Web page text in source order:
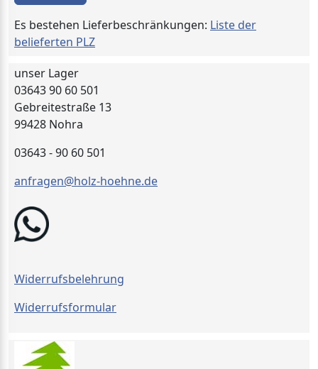
Es bestehen Lieferbeschränkungen: Liste der
belieferten PLZ
unser Lager
03643 90 60 501
Gebreitestraße 13
99428 Nohra
03643 - 90 60 501
anfragen@holz-hoehne.de
Widerrufsbelehrung
Widerrufsformular